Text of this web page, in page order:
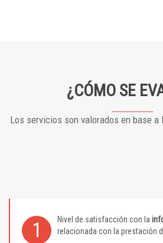
¿CÓMO SE
Los servicios son valorados en base
1 Nivel de satisfacción con la
relacionada con la prestación